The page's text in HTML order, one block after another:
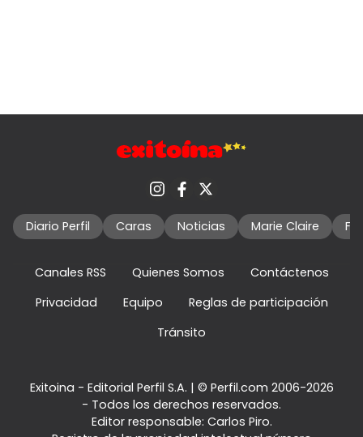
Diario Perfil Caras Noticias Marie Claire
Canales RSS Quienes Somos
Contáctenos
Privacidad
Equipo
Reglas de participación
Tránsito
Exitoina - Editorial Perfil S.A. | © Perfil.com 2006-2026
- Todos los derechos reservados.
Editor responsable: Carlos Piro.